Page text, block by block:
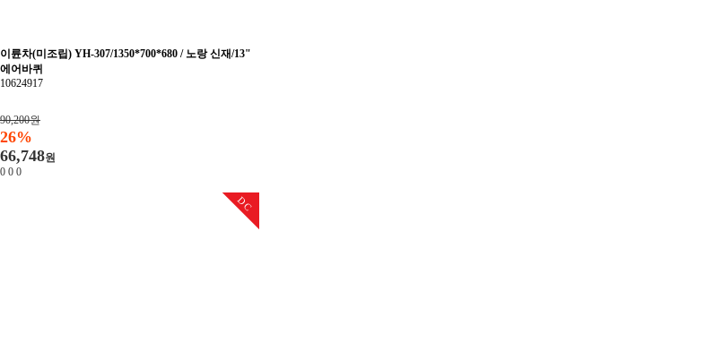
이륜차(미조립) YH-307/1350*700*680 / 노랑 신재/13"
에어바퀴
10624917
90,200원
26%
66,748원
0 0 0
DC